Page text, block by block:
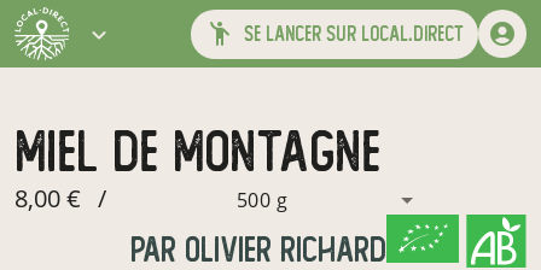
se lancer sur local.direct
miel de montagne
8,00 € / 500 g
par olivier richard